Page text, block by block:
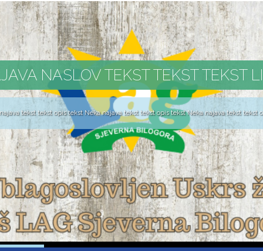
NASLOV TEKST TEKST TEKST
tekst tekst opis tekst Neka najava tekst tekst opis tekst Neka najava tekst tekst